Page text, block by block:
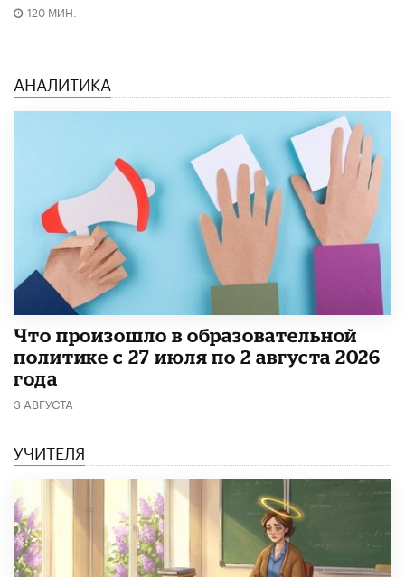
120 МИН.
АНАЛИТИКА
​Что произошло в образовательной
политике с 27 июля по 2 августа 2026
года
3 АВГУСТА
УЧИТЕЛЯ